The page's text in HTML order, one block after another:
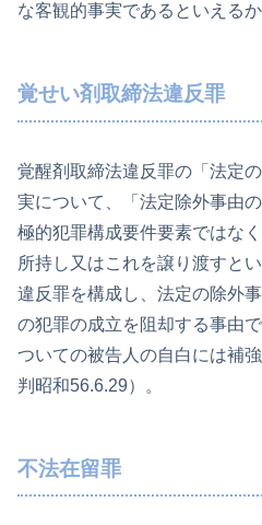
な客観的事実であるといえるか
覚せい剤取締法違反罪
覚醒剤取締法違反罪の「法定
実について、「法定除外事由
極的犯罪構成要件要素ではな
所持し又はこれを譲り渡すと
違反罪を構成し、法定の除外
の犯罪の成立を阻却する事由
ついての被告人の自白には補
判昭和56.6.29）。
不法在留罪